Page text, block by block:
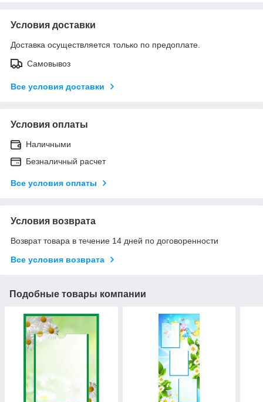
Условия доставки
Доставка осуществляется только по предоплате.
Самовывоз
Все условия доставки
Условия оплаты
Наличными
Безналичный расчет
Все условия оплаты
Условия возврата
Возврат товара в течение 14 дней по договоренности
Все условия возврата
Подобные товары компании